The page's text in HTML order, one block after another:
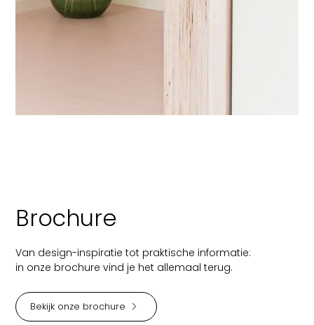
Brochure
Van design-inspiratie tot praktische informatie:
in onze brochure vind je het allemaal terug.
Bekijk onze brochure